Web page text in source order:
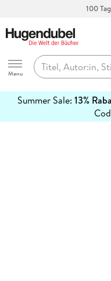
100
Hugendubel
Menu
Summer Sale: 13%
erfahren